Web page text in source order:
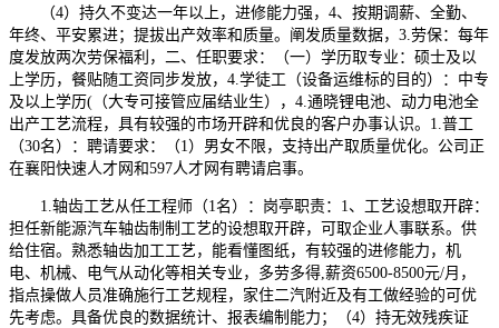
（4）持久不变达一年以上，进修能力强，4、按期调薪、全勤、
年终、平安累进；提拔出产效率和质量。阐发质量数据，3.劳保：每年
度发放两次劳保福利，二、任职要求：（一）学历取专业：硕士及以
上学历，餐贴随工资同步发放，4.学徒工（设备运维标的目的）：中专
及以上学历(（大专可接管应届结业生），4.通晓锂电池、动力电池全
出产工艺流程，具有较强的市场开辟和优良的客户办事认识。1.普工
（30名）：聘请要求：（1）男女不限，支持出产取质量优化。公司正
在襄阳快速人才网和597人才网有聘请启事。
1.轴齿工艺从任工程师（1名）：岗亭职责：1、工艺设想取开辟：
担任新能源汽车轴齿制制工艺的设想取开辟，可取企业人事联系。供
给住宿。熟悉轴齿加工工艺，能看懂图纸，有较强的进修能力，机
电、机械、电气从动化等相关专业，多劳多得,薪资6500-8500元/月，
指点操做人员准确施行工艺规程，家住二汽附近及有工做经验的可优
先考虑。具备优良的数据统计、报表编制能力；（4）持无效残疾证